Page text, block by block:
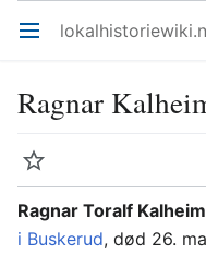
Åpne hovedmenyen
Ragnar
Overvåk
Ragnar Toralf Kalheim
i Buskerud, død 26.